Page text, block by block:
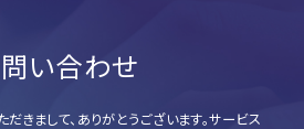
い合わせ
きまして、ありがとうございます。サービス